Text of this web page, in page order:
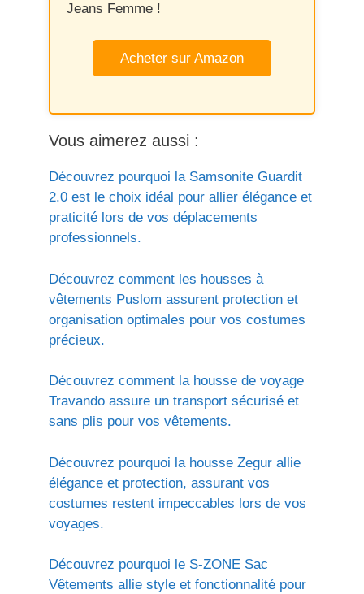
Jeans Femme !
Acheter sur Amazon
Vous aimerez aussi :
Découvrez pourquoi la Samsonite Guardit
2.0 est le choix idéal pour allier élégance et
praticité lors de vos déplacements
professionnels.
Découvrez comment les housses à
vêtements Puslom assurent protection et
organisation optimales pour vos costumes
précieux.
Découvrez comment la housse de voyage
Travando assure un transport sécurisé et
sans plis pour vos vêtements.
Découvrez pourquoi la housse Zegur allie
élégance et protection, assurant vos
costumes restent impeccables lors de vos
voyages.
Découvrez pourquoi le S-ZONE Sac
Vêtements allie style et fonctionnalité pour